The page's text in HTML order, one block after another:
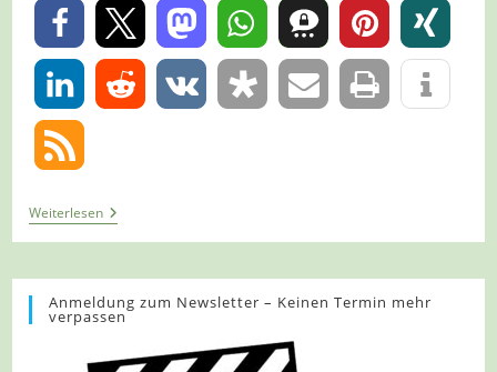
0
0
WeiterlesenTour
1327
–
–
Zeddam
–
Route
Anmeldung zum Newsletter – Keinen Termin mehr
verpassen